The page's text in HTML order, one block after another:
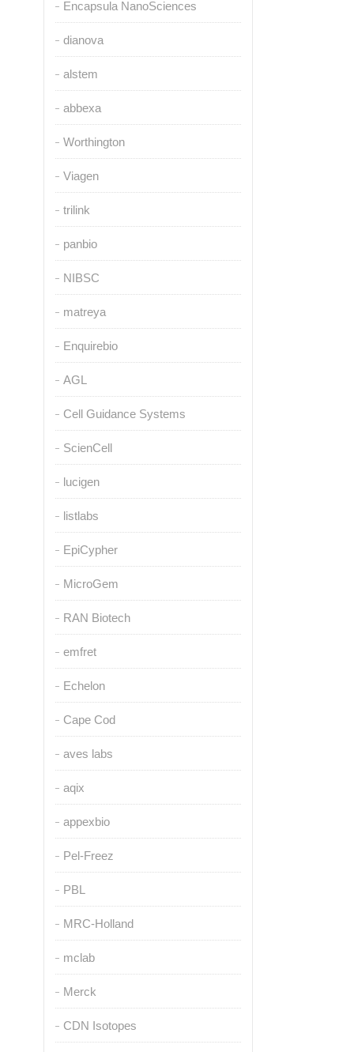
Encapsula NanoSciences
dianova
alstem
abbexa
Worthington
Viagen
trilink
panbio
NIBSC
matreya
Enquirebio
AGL
Cell Guidance Systems
ScienCell
lucigen
listlabs
EpiCypher
MicroGem
RAN Biotech
emfret
Echelon
Cape Cod
aves labs
aqix
appexbio
Pel-Freez
PBL
MRC-Holland
mclab
Merck
CDN Isotopes